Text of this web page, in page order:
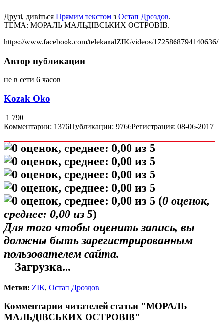
Друзі, дивіться Прямим текстом з Остап Дроздов.
ТЕМА: МОРАЛЬ МАЛЬДІВСЬКИХ ОСТРОВІВ.
https://www.facebook.com/telekanalZIK/videos/1725868794140636/
Автор публикации
не в сети 6 часов
Kozak Oko
1 790
Комментарии: 1376Публикации: 9766Регистрация: 08-06-2017
(0 оценок,
среднее: 0,00 из 5)
Для того чтобы оценить запись, вы
должны быть зарегистрированным
пользователем сайта.
Загрузка...
Метки: ZIK, Остап Дроздов
Комментарии читателей статьи "МОРАЛЬ
МАЛЬДІВСЬКИХ ОСТРОВІВ"